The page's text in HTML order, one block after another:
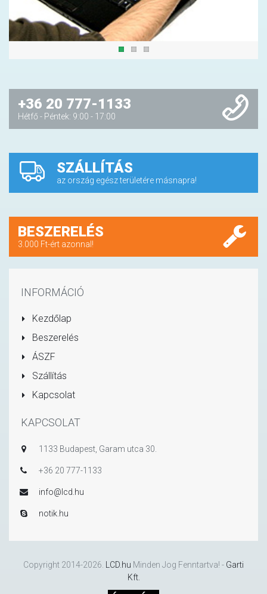
+36 20 777-1133
Hétfő - Péntek: 9:00 - 17:00
SZÁLLÍTÁS
az ország egész területére másnapra!
BESZERELÉS
3.000 Ft-ért azonnal!
INFORMÁCIÓ
Kezdőlap
Beszerelés
ÁSZF
Szállítás
Kapcsolat
KAPCSOLAT
1133 Budapest, Garam utca 30.
+36 20 777-1133
info@lcd.hu
notik.hu
Copyright 2014-2026. LCD.hu Minden Jog Fenntartva! - Garti
Kft.